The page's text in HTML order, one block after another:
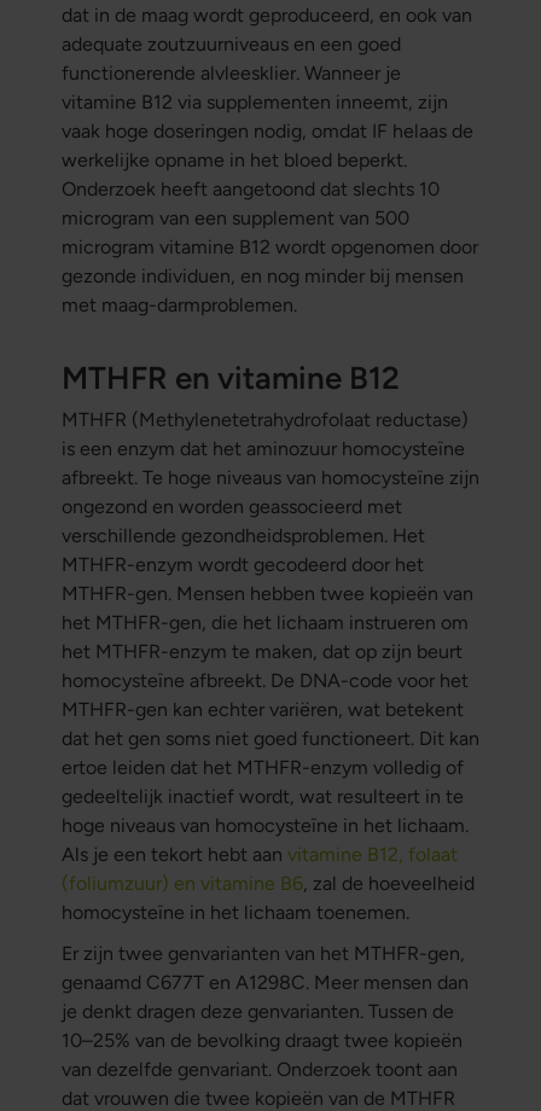
dat in de maag wordt geproduceerd, en ook van
adequate zoutzuurniveaus en een goed
functionerende alvleesklier. Wanneer je
vitamine B12 via supplementen inneemt, zijn
vaak hoge doseringen nodig, omdat IF helaas de
werkelijke opname in het bloed beperkt.
Onderzoek heeft aangetoond dat slechts 10
microgram van een supplement van 500
microgram vitamine B12 wordt opgenomen door
gezonde individuen, en nog minder bij mensen
met maag-darmproblemen.
MTHFR en vitamine B12
MTHFR (Methylenetetrahydrofolaat reductase)
is een enzym dat het aminozuur homocysteïne
afbreekt. Te hoge niveaus van homocysteïne zijn
ongezond en worden geassocieerd met
verschillende gezondheidsproblemen. Het
MTHFR-enzym wordt gecodeerd door het
MTHFR-gen. Mensen hebben twee kopieën van
het MTHFR-gen, die het lichaam instrueren om
het MTHFR-enzym te maken, dat op zijn beurt
homocysteïne afbreekt. De DNA-code voor het
MTHFR-gen kan echter variëren, wat betekent
dat het gen soms niet goed functioneert. Dit kan
ertoe leiden dat het MTHFR-enzym volledig of
gedeeltelijk inactief wordt, wat resulteert in te
hoge niveaus van homocysteïne in het lichaam.
Als je een tekort hebt aan vitamine B12, folaat
(foliumzuur) en vitamine B6, zal de hoeveelheid
homocysteïne in het lichaam toenemen.
Er zijn twee genvarianten van het MTHFR-gen,
genaamd C677T en A1298C. Meer mensen dan
je denkt dragen deze genvarianten. Tussen de
10–25% van de bevolking draagt twee kopieën
van dezelfde genvariant. Onderzoek toont aan
dat vrouwen die twee kopieën van de MTHFR